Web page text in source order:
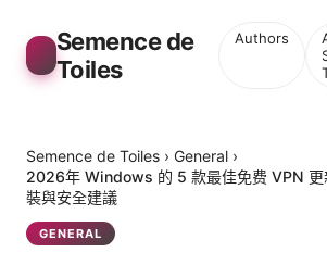
Semence de
Toiles
Authors
Semence de Toiles › General ›
2026年 Windows 的 5 款最佳免费 VPN 更
裝與安全建議
GENERAL